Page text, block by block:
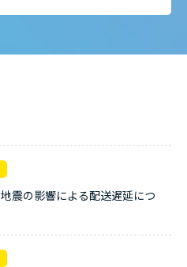
震の影響による配送遅延につ